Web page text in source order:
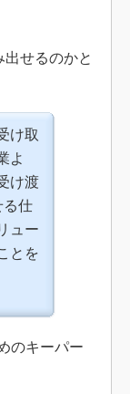
せるのかと
け取
よ
け渡
る仕
ュー
とを
のキーパー